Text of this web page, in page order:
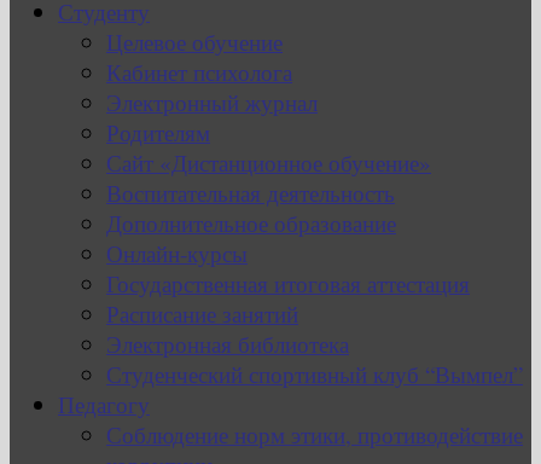
Студенту
Целевое обучение
Кабинет психолога
Электронный журнал
Родителям
Сайт «Дистанционное обучение»
Воспитательная деятельность
Дополнительное образование
Онлайн-курсы
Государственная итоговая аттестация
Расписание занятий
Электронная библиотека
Студенческий спортивный клуб “Вымпел”
Педагогу
Соблюдение норм этики, противодействие